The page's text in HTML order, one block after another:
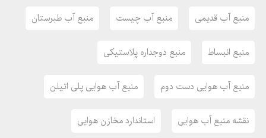
آدرس دفتر مرکزی : تهران ، خیابان قائم مقام فراهانی ، سر افراز ،
منبع آب هوایی
منبع آب قدیمی
منبع آب قدیمی منبع آب چیست منبع آب طبرستان
منبع انبساط منبع دوجداره پلاستیکی
منبع آب هوایی دست دوم منبع آب هوایی پلی اتیلن
نقشه منبع آب هوایی استاندارد مخازن هوایی